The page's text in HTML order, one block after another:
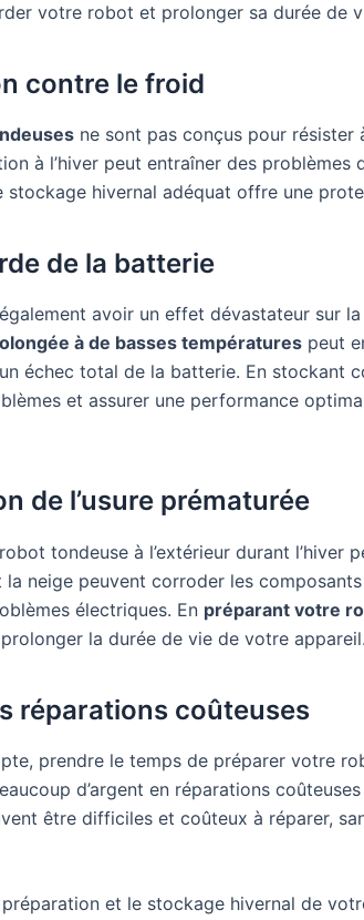
votre robot et prolonger sa durée de
contre le froid
ne sont pas conçus pour résister
à l’hiver peut entraîner des
stockage hivernal adéquat offre une
de la batterie
avoir un effet dévastateur sur
à de basses températures peut
échec total de la batterie. En stockant
et assurer une performance
de l’usure prématurée
tondeuse à l’extérieur durant l’hiver
la neige peuvent corroder les
électriques. En préparant votre
la durée de vie de votre
réparations coûteuses
prendre le temps de préparer votre
d’argent en réparations
être difficiles et coûteux à réparer,
préparation et le stockage hivernal de